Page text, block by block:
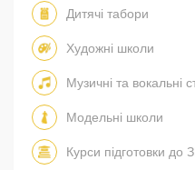
Дитячі табори
Художні школи
Музичні та вокальні
Модельні школи
Курси підготовки